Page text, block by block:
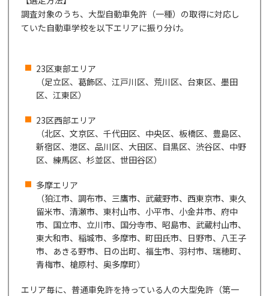
調査対象のうち、大型自動車免許（一種）の取得に対応し
ていた自動車学校を以下エリアに振り分け。
23区東部エリア
（足立区、葛飾区、江戸川区、荒川区、台東区、墨田
区、江東区）
23区西部エリア
（北区、文京区、千代田区、中央区、板橋区、豊島区、
新宿区、港区、品川区、大田区、目黒区、渋谷区、中野
区、練馬区、杉並区、世田谷区）
多摩エリア
（狛江市、調布市、三鷹市、武蔵野市、西東京市、東久
留米市、清瀬市、東村山市、小平市、小金井市、府中
市、国立市、立川市、国分寺市、昭島市、武蔵村山市、
東大和市、稲城市、多摩市、町田氏市、日野市、八王子
市、あきる野市、日の出町、福生市、羽村市、瑞穂町、
青梅市、槍原村、奥多摩町）
エリア毎に、普通車免許を持っている人の大型免許（第一